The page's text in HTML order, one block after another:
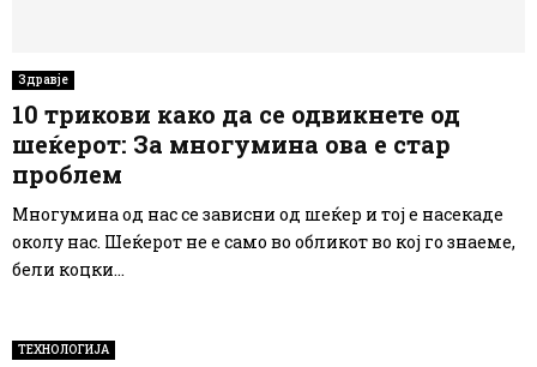
Здравје
10 трикови како да се одвикнете од
шеќерот: За многумина ова е стар
проблем
Многумина од нас се зависни од шеќер и тој е насекаде
околу нас. Шеќерот не е само во обликот во кој го знаеме,
бели коцки...
ТЕХНОЛОГИЈА